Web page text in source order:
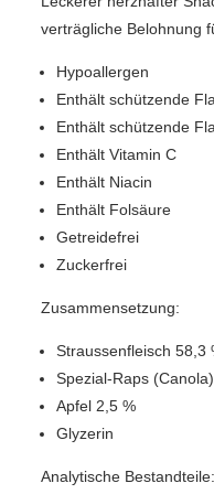
verträgliche Belohnung
Hypoallergen
Enthält schützende
Enthält schützende
Enthält Vitamin C
Enthält Niacin
Enthält Folsäure
Getreidefrei
Zuckerfrei
Zusammensetzung:
Straussenfleisch 58,3
Spezial-Raps (Canola)
Apfel 2,5 %
Glyzerin
Analytische Bestandteile: